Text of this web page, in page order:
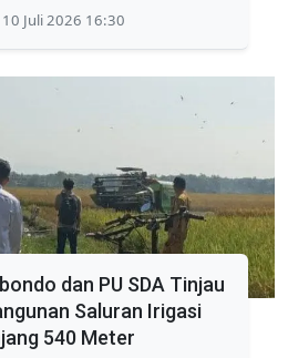
Juli 2026 16:30
dan PU SDA Tinjau
Saluran Irigasi
540 Meter